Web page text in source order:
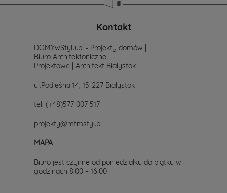
Kontakt
DOMYwStylu.pl - Projekty domów |
Biuro Architektoniczne |
Projektowe | Architekt Białystok
ul.Podleśna 14, 15-227 Białystok
tel: (+48)577 007 517
projekty@mtmstyl.pl
MAPA
Biuro jest czynne od poniedziałku do piątku w
godzinach 8:00 – 16:00